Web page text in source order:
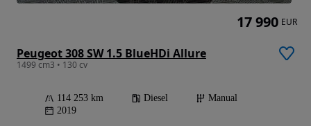
Peugeot 308 SW 1.5 BlueHDi Allure
1499 cm3 • 130 cv
114 253 km Diesel
Manual
2019
17 990 EUR